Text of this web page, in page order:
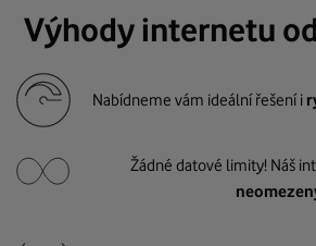
Výhody internetu
Nabídneme vám ideální řešení i
Žádné datové limity! Náš